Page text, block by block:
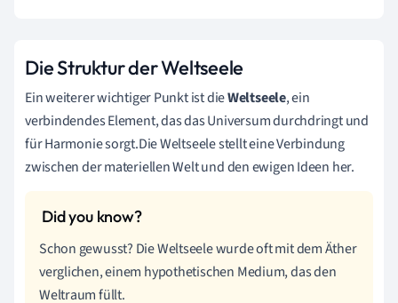
Die Struktur der Weltseele
Ein weiterer wichtiger Punkt ist dieWeltseele, ein
verbindendes Element, das das Universum durchdringt und
für Harmonie sorgt.Die Weltseele stellt eine Verbindung
zwischen der materiellen Welt und den ewigen Ideen her.
Schon gewusst? Die Weltseele wurde oft mit dem Äther
verglichen, einem hypothetischen Medium, das den
Weltraum füllt.